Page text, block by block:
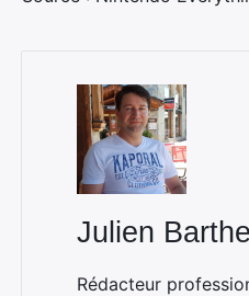
Julien
Rédacteur